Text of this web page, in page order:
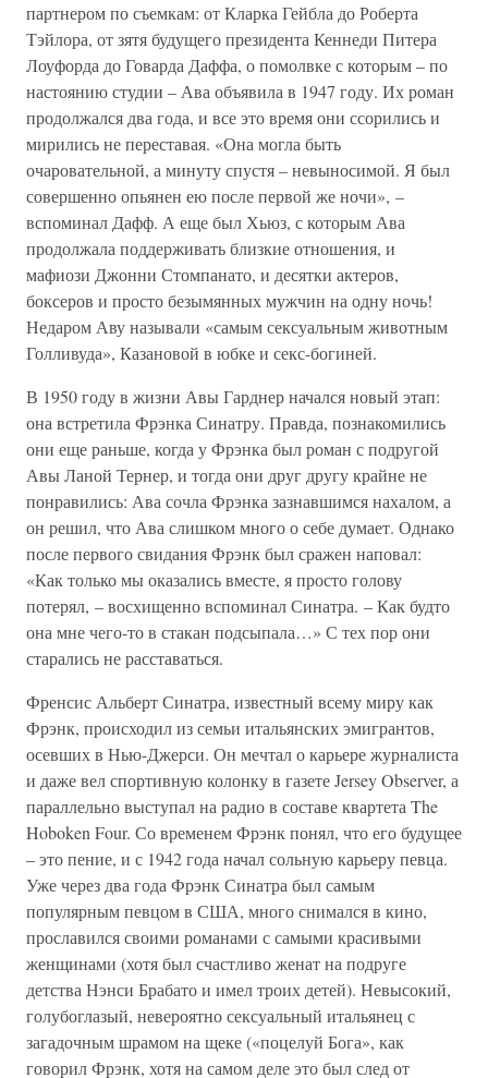
партнером по съемкам: от Кларка Гейбла до Роберта
Тэйлора, от зятя будущего президента Кеннеди Питера
Лоуфорда до Говарда Даффа, о помолвке с которым – по
настоянию студии – Ава объявила в 1947 году. Их роман
продолжался два года, и все это время они ссорились и
мирились не переставая. «Она могла быть
очаровательной, а минуту спустя – невыносимой. Я был
совершенно опьянен ею после первой же ночи», –
вспоминал Дафф. А еще был Хьюз, с которым Ава
продолжала поддерживать близкие отношения, и
мафиози Джонни Стомпанато, и десятки актеров,
боксеров и просто безымянных мужчин на одну ночь!
Недаром Аву называли «самым сексуальным животным
Голливуда», Казановой в юбке и секс-богиней.
В 1950 году в жизни Авы Гарднер начался новый этап:
она встретила Фрэнка Синатру. Правда, познакомились
они еще раньше, когда у Фрэнка был роман с подругой
Авы Ланой Тернер, и тогда они друг другу крайне не
понравились: Ава сочла Фрэнка зазнавшимся нахалом, а
он решил, что Ава слишком много о себе думает. Однако
после первого свидания Фрэнк был сражен наповал:
«Как только мы оказались вместе, я просто голову
потерял, – восхищенно вспоминал Синатра. – Как будто
она мне чего-то в стакан подсыпала…» С тех пор они
старались не расставаться.
Френсис Альберт Синатра, известный всему миру как
Фрэнк, происходил из семьи итальянских эмигрантов,
осевших в Нью-Джерси. Он мечтал о карьере журналиста
и даже вел спортивную колонку в газете Jersey Observer, а
параллельно выступал на радио в составе квартета The
Hoboken Four. Со временем Фрэнк понял, что его будущее
– это пение, и с 1942 года начал сольную карьеру певца.
Уже через два года Фрэнк Синатра был самым
популярным певцом в США, много снимался в кино,
прославился своими романами с самыми красивыми
женщинами (хотя был счастливо женат на подруге
детства Нэнси Брабато и имел троих детей). Невысокий,
голубоглазый, невероятно сексуальный итальянец с
загадочным шрамом на щеке («поцелуй Бога», как
говорил Фрэнк, хотя на самом деле это был след от